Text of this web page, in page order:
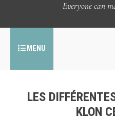
Everyone can
MENU
LES
KLON